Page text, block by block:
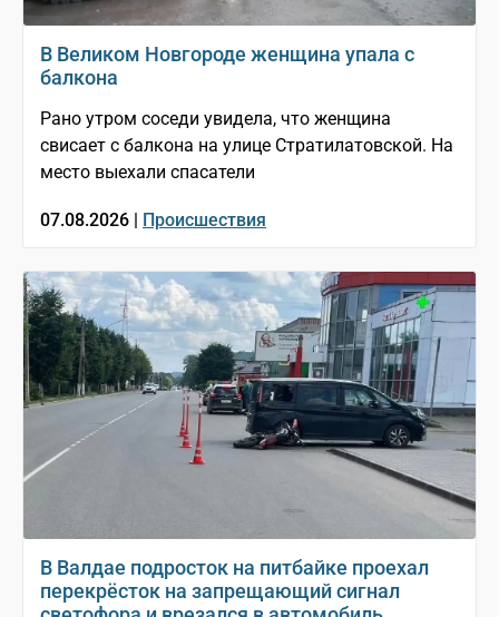
В Великом Новгороде женщина упала с
балкона
Рано утром соседи увидела, что женщина
свисает с балкона на улице Стратилатовской. На
место выехали спасатели
07.08.2026 | Происшествия
В Валдае подросток на питбайке проехал
перекрёсток на запрещающий сигнал